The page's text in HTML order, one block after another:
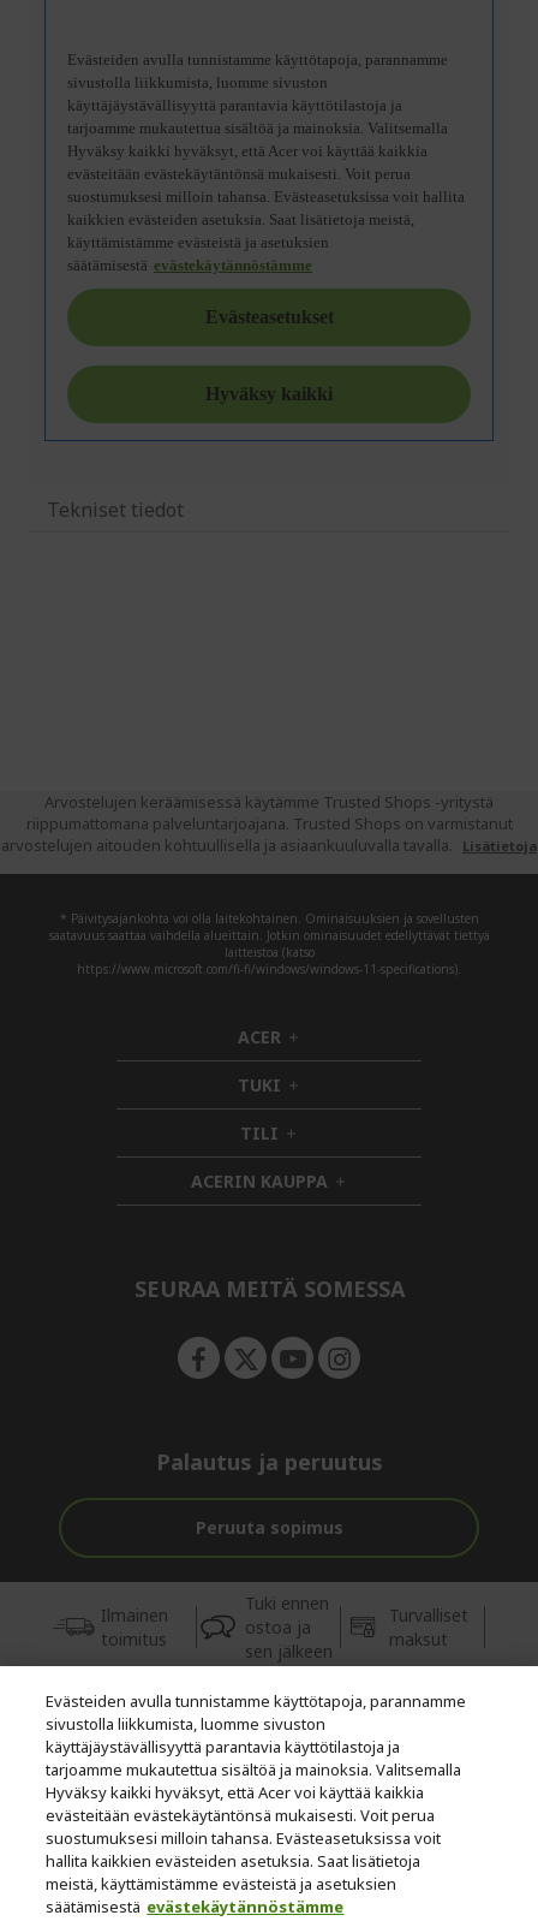
Arvostelujen keräämisessä käytämme Trusted Shops -yritystä
riippumattomana palveluntarjoajana. Trusted Shops on varmistanut
arvostelujen aitouden kohtuullisella ja asiaankuuluvalla tavalla.
Lisätietoja
* Päivitysajankohta voi olla laitekohtainen. Ominaisuuksien ja sovellusten
saatavuus saattaa vaihdella alueittain. Jotkin ominaisuudet edellyttävät tiettyä
laitteistoa (katso
https://www.microsoft.com/fi-fi/windows/windows-11-specifications).
ACER h
i
d
d
e
n
TUKI h
i
d
d
e
n
TILI h
i
d
d
ACERIN KAUPPA h
i
e
SEURAA MEITÄ SOMESSA
Palautus ja peruutus
Peruuta sopimus
Ilmainen
toimitus
Tuki ennen
ostoa ja
sen jälkeen
Turvalliset
maksut
© 2026 Acer Inc.
Tästä kaupasta ostettavien tuotteiden ja palvelujen valtuutettu
jälleenmyyjä on CPYou BV.
Evästeiden avulla tunnistamme käyttötapoja, parannamme
sivustolla liikkumista, luomme sivuston
käyttäjäystävällisyyttä parantavia käyttötilastoja ja
tarjoamme mukautettua sisältöä ja mainoksia. Valitsemalla
Hyväksy kaikki hyväksyt, että Acer voi käyttää kaikkia
evästeitään evästekäytäntönsä mukaisesti. Voit perua
suostumuksesi milloin tahansa. Evästeasetuksissa voit
hallita kaikkien evästeiden asetuksia. Saat lisätietoja
meistä, käyttämistämme evästeistä ja asetuksien
säätämisestä evästekäytännöstämme